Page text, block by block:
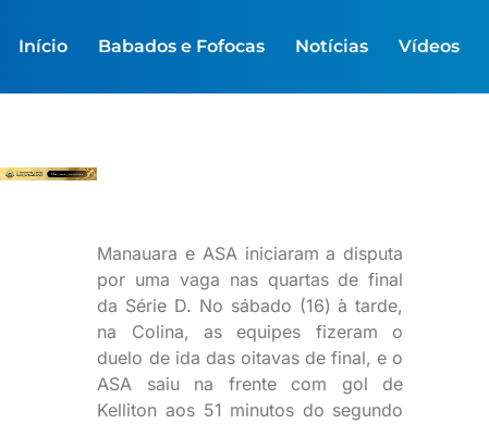
Início Babados e Fofocas Notícias Vídeos
Manauara e ASA iniciaram a disputa
por uma vaga nas quartas de final
da Série D. No sábado (16) à tarde,
na Colina, as equipes fizeram o
duelo de ida das oitavas de final, e o
ASA saiu na frente com gol de
Kelliton aos 51 minutos do segundo